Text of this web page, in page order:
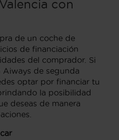
con
de un coche de
de financiación
del comprador. Si
Aiways de segunda
optar por financiar tu
la posibilidad
deseas de manera